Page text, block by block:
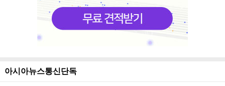
아시아뉴스통신단독